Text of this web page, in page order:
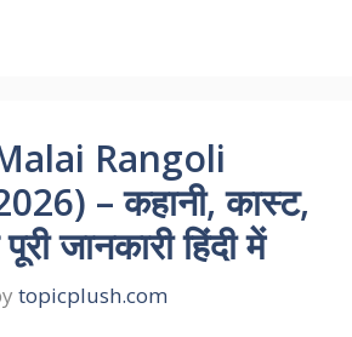
Rangoli
– कहानी, कास्ट,
जानकारी हिंदी में
topicplush.com